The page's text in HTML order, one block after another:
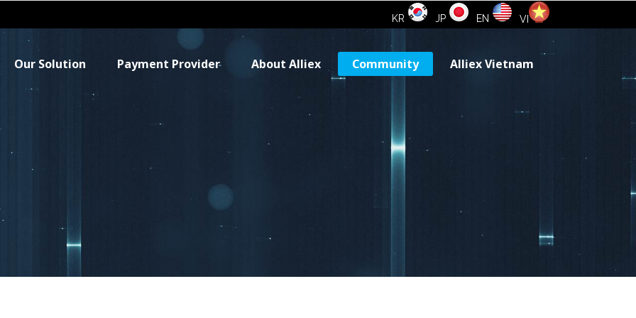
KR JP EN VI
Our Solution Payment Provider About Alliex Community Alliex Vietnam